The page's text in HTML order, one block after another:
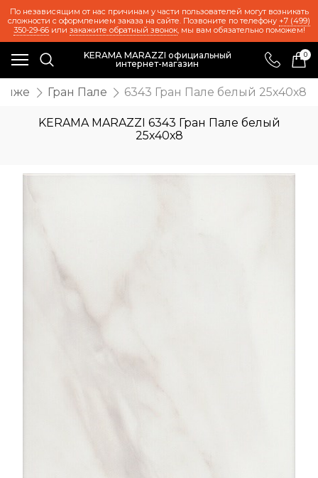
По независящим от нас причинам у части пользователей могут возникать
сложности с оформлением заказа на сайте. Позвоните по телефону +7 (499)
350-29-66или закажите обратный звонок, мы вам обязательно поможем!
KERAMA MARAZZI официальный
интернет-магазин
0
Гран Пале 6343 Гран Пале белый 25х40х8
KERAMA MARAZZI 6343 Гран Пале белый
25х40х8